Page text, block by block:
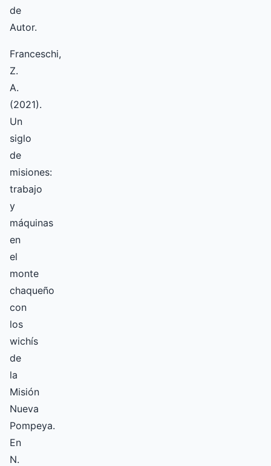
de
Autor.
Franceschi,
Z.
A.
(2021).
Un
siglo
de
misiones:
trabajo
y
máquinas
en
el
monte
chaqueño
con
los
wichís
de
la
Misión
Nueva
Pompeya.
En
N.